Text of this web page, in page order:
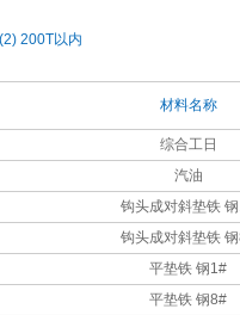
200T以内
材料名称
综合工日
汽油
钩头成对斜垫铁
钩头成对斜垫铁
平垫铁 钢1#
平垫铁 钢8#